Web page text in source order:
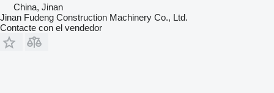
China, Jinan
Jinan Fudeng Construction Machinery Co., Ltd.
Contacte con el vendedor